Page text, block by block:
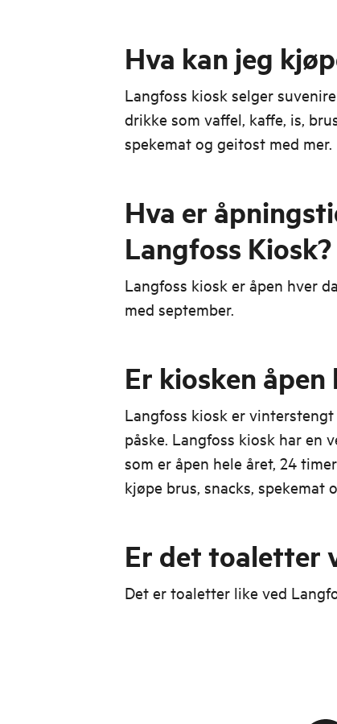
Hva kan jeg
Langfoss kiosk selger
drikke som vaffel, kaffe, is,
spekemat og geitost med mer.
Hva er
Langfoss Kiosk?
Langfoss kiosk er åpen hver
med september.
Er kiosken åpen
Langfoss kiosk er
påske. Langfoss kiosk har en
som er åpen hele året, 24
kjøpe brus, snacks, spekemat
Er det toaletter
Det er toaletter like ved